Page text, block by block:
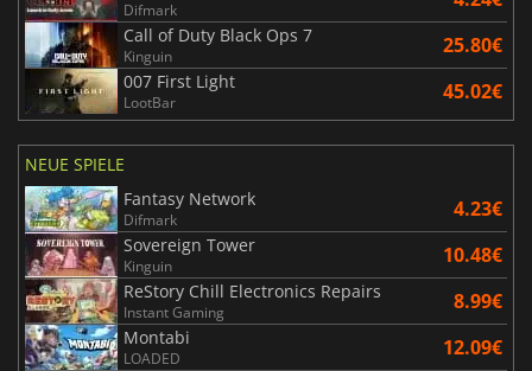
Difmark
Call of Duty Black Ops 7
Kinguin 25.80€
007 First Light
LootBar 45.02€
NEUE SPIELE
Fantasy Network
Difmark 4.23€
Sovereign Tower
Kinguin 10.48€
ReStory Chill Electronics Repairs
Instant Gaming 8.99€
Montabi
LOADED 12.09€